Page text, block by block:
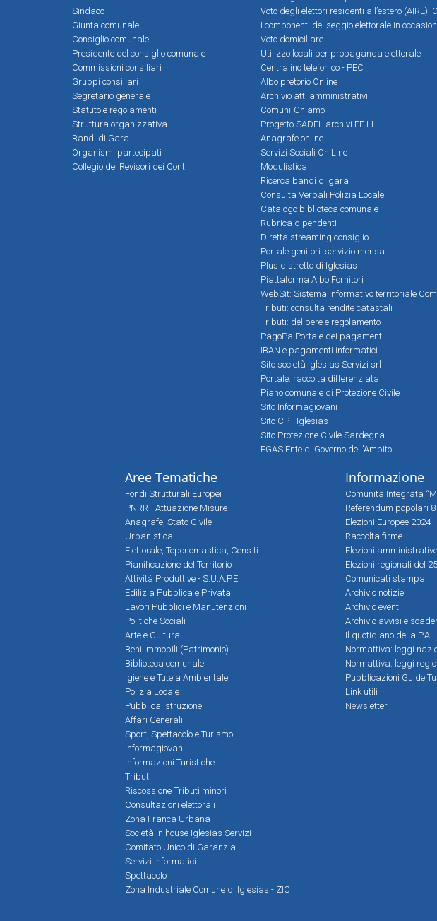
Sindaco
Giunta comunale
Consiglio comunale
Presidente del consiglio comunale
Commissioni consiliari
Gruppi consiliari
Segretario generale
Statuto e regolamenti
Struttura organizzativa
Bandi di Gara
Organismi partecipati
Collegio dei Revisori dei Conti
Voto degli elettori residenti all’estero (AIRE).
I componenti del seggio elettorale in
Voto domiciliare
Utilizzo locali per propaganda elettorale
Centralino telefonico - PEC
Albo pretorio Online
Archivio atti amministrativi
Comuni-Chiamo
Progetto SADEL archivi EE.LL.
Anagrafe online
Servizi Sociali On Line
Modulistica
Ricerca bandi di gara
Consulta Verbali Polizia Locale
Catalogo biblioteca comunale
Rubrica dipendenti
Diretta streaming consiglio
Portale genitori: servizio mensa
Plus distretto di Iglesias
Piattaforma Albo Fornitori
WebSit: Sistema informativo territoriale
Tributi: consulta rendite catastali
Tributi: delibere e regolamento
PagoPa Portale dei pagamenti
IBAN e pagamenti informatici
Sito società Iglesias Servizi srl
Portale: raccolta differenziata
Piano comunale di Protezione Civile
Sito Informagiovani
Sito CPT Iglesias
Sito Protezione Civile Sardegna
EGAS Ente di Governo dell'Ambito
Aree Tematiche
Fondi Strutturali Europei
PNRR - Attuazione Misure
Anagrafe, Stato Civile
Urbanistica
Elettorale, Toponomastica, Cens.ti
Pianificazione del Territorio
Attività Produttive - S.U.A.P.E.
Edilizia Pubblica e Privata
Lavori Pubblici e Manutenzioni
Politiche Sociali
Arte e Cultura
Beni Immobili (Patrimonio)
Biblioteca comunale
Igiene e Tutela Ambientale
Polizia Locale
Pubblica Istruzione
Affari Generali
Sport, Spettacolo e Turismo
Informagiovani
Informazioni Turistiche
Tributi
Riscossione Tributi minori
Consultazioni elettorali
Zona Franca Urbana
Società in house Iglesias Servizi
Comitato Unico di Garanzia
Servizi Informatici
Spettacolo
Zona Industriale Comune di Iglesias - ZIC
Informazione
Comunità Integrata
Referendum popolari
Elezioni Europee 2024
Raccolta firme
Elezioni
Elezioni regionali del
Comunicati stampa
Archivio notizie
Archivio eventi
Archivio avvisi e
Il quotidiano della P.A.
Normattiva: leggi
Normattiva: leggi
Pubblicazioni Guide
Link utili
Newsletter